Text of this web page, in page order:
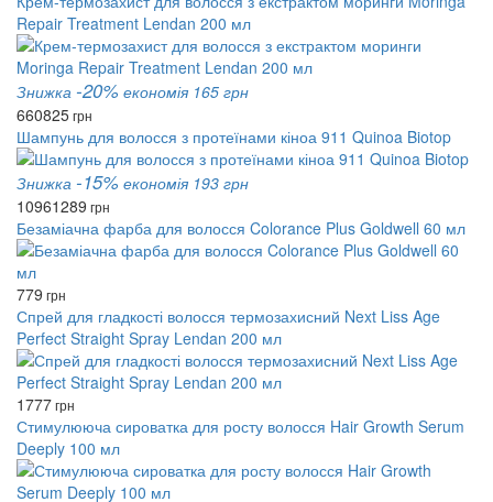
Repair Treatment Lendan 200 мл
Знижка -20% економія 165 грн
660825грн
Шампунь для волосся з протеїнами кіноа 911 Quinoa Biotop
Знижка -15% економія 193 грн
10961289 грн
Безаміачна фарба для волосся Colorance Plus Goldwell 60 мл
779 грн
Спрей для гладкості волосся термозахисний Next Liss Age
Perfect Straight Spray Lendan 200 мл
1777грн
Стимулююча сироватка для росту волосся Hair Growth Serum
Deeply 100 мл